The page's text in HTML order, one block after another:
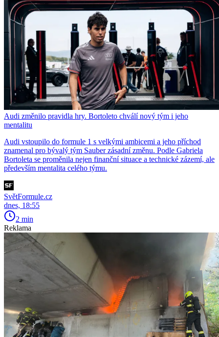
Audi změnilo pravidla hry. Bortoleto chválí nový tým i jeho
mentalitu
Audi vstoupilo do formule 1 s velkými ambicemi a jeho příchod
znamenal pro bývalý tým Sauber zásadní změnu. Podle Gabriela
Bortoleta se proměnila nejen finanční situace a technické zázemí, ale
především mentalita celého týmu.
SvětFormule.cz
dnes, 18:55
2 min
Reklama